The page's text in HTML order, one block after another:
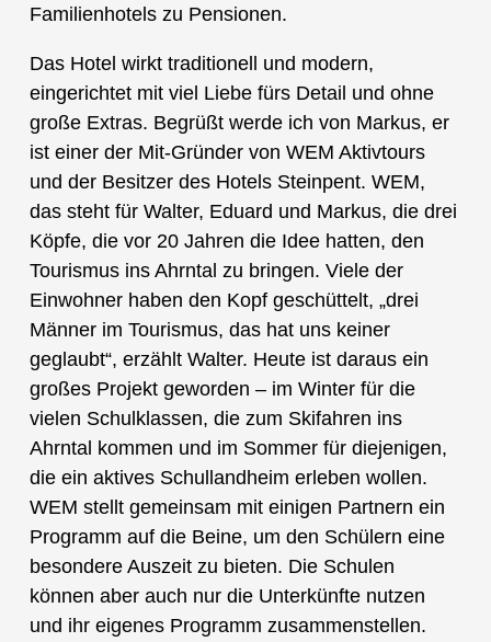
Familienhotels zu Pensionen.
Das Hotel wirkt traditionell und modern,
eingerichtet mit viel Liebe fürs Detail und ohne
große Extras. Begrüßt werde ich von Markus, er
ist einer der Mit-Gründer von WEM Aktivtours
und der Besitzer des Hotels Steinpent. WEM,
das steht für Walter, Eduard und Markus, die drei
Köpfe, die vor 20 Jahren die Idee hatten, den
Tourismus ins Ahrntal zu bringen. Viele der
Einwohner haben den Kopf geschüttelt, „drei
Männer im Tourismus, das hat uns keiner
geglaubt“, erzählt Walter. Heute ist daraus ein
großes Projekt geworden – im Winter für die
vielen Schulklassen, die zum Skifahren ins
Ahrntal kommen und im Sommer für diejenigen,
die ein aktives Schullandheim erleben wollen.
WEM stellt gemeinsam mit einigen Partnern ein
Programm auf die Beine, um den Schülern eine
besondere Auszeit zu bieten. Die Schulen
können aber auch nur die Unterkünfte nutzen
und ihr eigenes Programm zusammenstellen.